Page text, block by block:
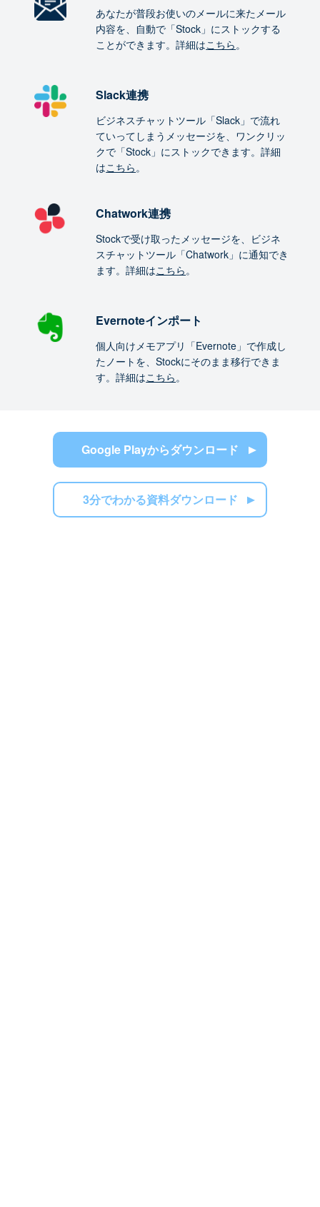
あなたが普段お使いのメールに来たメール
内容を、自動で「Stock」にストックする
ことができます。詳細はこちら。
Slack連携
ビジネスチャットツール「Slack」で流れ
ていってしまうメッセージを、ワンクリッ
クで「Stock」にストックできます。詳細
はこちら。
Chatwork連携
Stockで受け取ったメッセージを、ビジネ
スチャットツール「Chatwork」に通知でき
ます。詳細はこちら。
Evernoteインポート
個人向けメモアプリ「Evernote」で作成し
たノートを、Stockにそのまま移行できま
す。詳細はこちら。
Google Playからダウンロード
3分でわかる資料ダウンロード